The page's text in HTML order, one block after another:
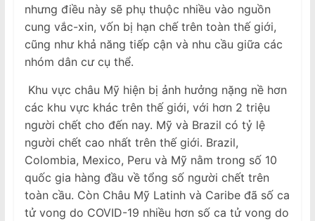
nhưng điều này sẽ phụ thuộc nhiều vào nguồn
cung vắc-xin, vốn bị hạn chế trên toàn thế giới,
cũng như khả năng tiếp cận và nhu cầu giữa các
nhóm dân cư cụ thể.
Khu vực châu Mỹ hiện bị ảnh hưởng nặng nề hơn
các khu vực khác trên thế giới, với hơn 2 triệu
người chết cho đến nay. Mỹ và Brazil có tỷ lệ
người chết cao nhất trên thế giới. Brazil,
Colombia, Mexico, Peru và Mỹ nằm trong số 10
quốc gia hàng đầu về tổng số người chết trên
toàn cầu. Còn Châu Mỹ Latinh và Caribe đã số ca
tử vong do COVID-19 nhiều hơn số ca tử vong do